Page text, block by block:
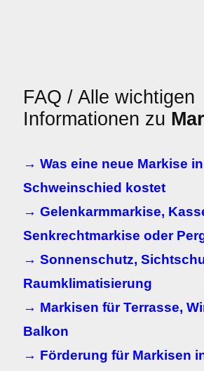
FAQ / Alle wichtigen
Informationen zu
→ Was eine neue Markise in
Schweinschied kostet
→ Gelenkarmmarkise,
Senkrechtmarkise oder
→ Sonnenschutz,
Raumklimatisierung
→ Markisen für Terrasse,
Balkon
→ Förderung für Markisen